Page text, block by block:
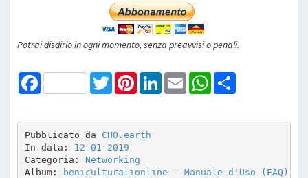
Potrai disdirlo in ogni momento, senza preavvisi o penali.
Facebook TwitterPinterestLinkedInEmail WhatsApp
Pubblicato da CHO.earth
In data: 12-01-2019
Categoria: Networking
Album:
beniculturalionline - Manuale d'Uso (FAQ)